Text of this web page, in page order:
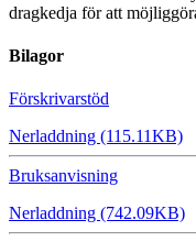
dragkedja för att
Bilagor
Förskrivarstöd
Nerladdning (115.11KB)
Bruksanvisning
Nerladdning (742.09KB)